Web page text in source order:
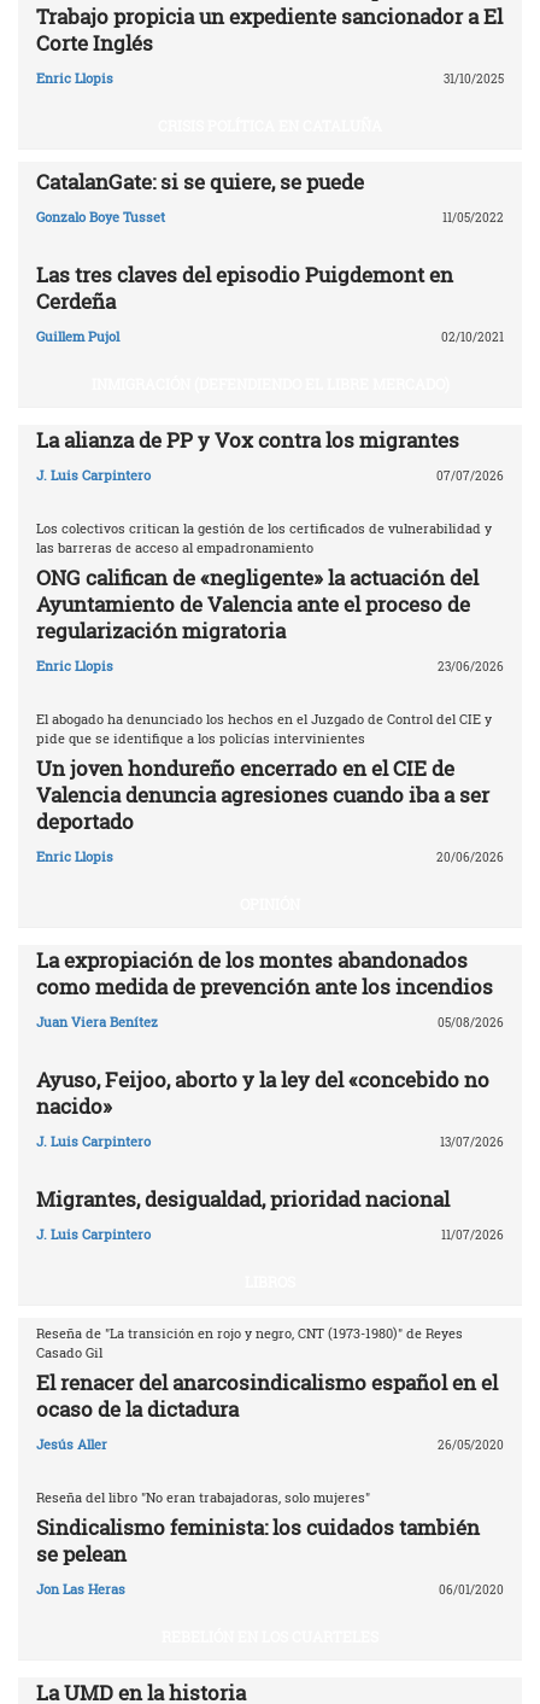
Trabajo propicia un expediente sancionador a El
Corte Inglés
Enric Llopis 31/10/2025
CatalanGate: si se quiere, se puede
Gonzalo Boye Tusset 11/05/2022
Las tres claves del episodio Puigdemont en
Cerdeña
Guillem Pujol 02/10/2021
La alianza de PP y Vox contra los migrantes
J. Luis Carpintero 07/07/2026
Los colectivos critican la gestión de los certificados de vulnerabilidad y
las barreras de acceso al empadronamiento
ONG califican de «negligente» la actuación del
Ayuntamiento de Valencia ante el proceso de
regularización migratoria
Enric Llopis 23/06/2026
El abogado ha denunciado los hechos en el Juzgado de Control del CIE y
pide que se identifique a los policías intervinientes
Un joven hondureño encerrado en el CIE de
Valencia denuncia agresiones cuando iba a ser
deportado
Enric Llopis 20/06/2026
La expropiación de los montes abandonados
como medida de prevención ante los incendios
Juan Viera Benítez 05/08/2026
Ayuso, Feijoo, aborto y la ley del «concebido no
nacido»
J. Luis Carpintero 13/07/2026
Migrantes, desigualdad, prioridad nacional
J. Luis Carpintero 11/07/2026
Reseña de "La transición en rojo y negro, CNT (1973-1980)" de Reyes
Casado Gil
El renacer del anarcosindicalismo español en el
ocaso de la dictadura
Jesús Aller 26/05/2020
Reseña del libro "No eran trabajadoras, solo mujeres"
Sindicalismo feminista: los cuidados también
se pelean
Jon Las Heras 06/01/2020
La UMD en la historia